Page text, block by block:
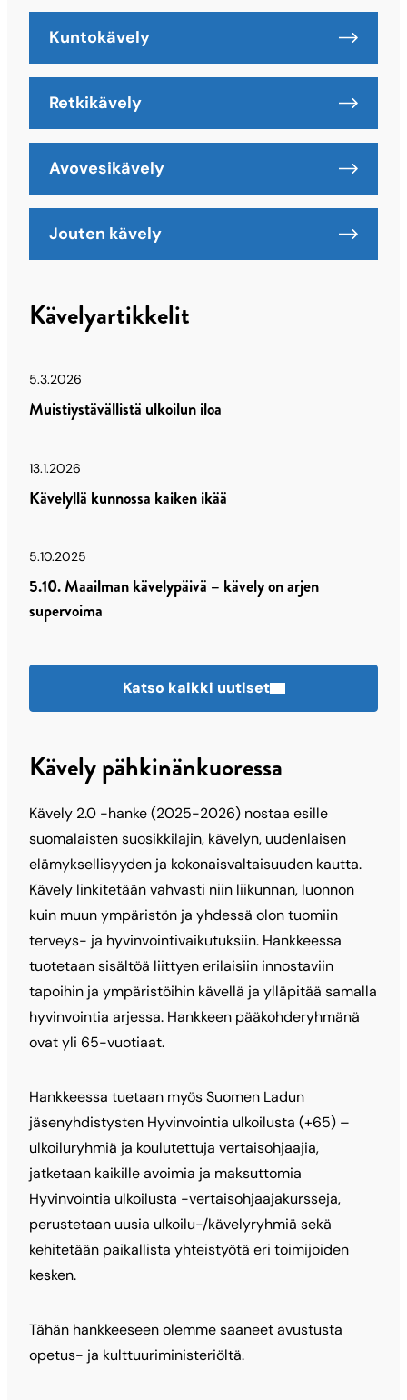
Kuntokävely
Retkikävely
Avovesikävely
Jouten kävely
Kävelyartikkelit
5.3.2026
Muistiystävällistä ulkoilun iloa
13.1.2026
Kävelyllä kunnossa kaiken ikää
5.10.2025
5.10. Maailman kävelypäivä – kävely on arjen
supervoima
Katso kaikki uutiset
Kävely pähkinänkuoressa
Kävely 2.0 -hanke (2025-2026) nostaa esille
suomalaisten suosikkilajin, kävelyn, uudenlaisen
elämyksellisyyden ja kokonaisvaltaisuuden kautta.
Kävely linkitetään vahvasti niin liikunnan, luonnon
kuin muun ympäristön ja yhdessä olon tuomiin
terveys- ja hyvinvointivaikutuksiin. Hankkeessa
tuotetaan sisältöä liittyen erilaisiin innostaviin
tapoihin ja ympäristöihin kävellä ja ylläpitää samalla
hyvinvointia arjessa. Hankkeen pääkohderyhmänä
ovat yli 65-vuotiaat.
Hankkeessa tuetaan myös Suomen Ladun
jäsenyhdistysten Hyvinvointia ulkoilusta (+65) –
ulkoiluryhmiä ja koulutettuja vertaisohjaajia,
jatketaan kaikille avoimia ja maksuttomia
Hyvinvointia ulkoilusta -vertaisohjaajakursseja,
perustetaan uusia ulkoilu-/kävelyryhmiä sekä
kehitetään paikallista yhteistyötä eri toimijoiden
kesken.
Tähän hankkeeseen olemme saaneet avustusta
opetus- ja kulttuuriministeriöltä.